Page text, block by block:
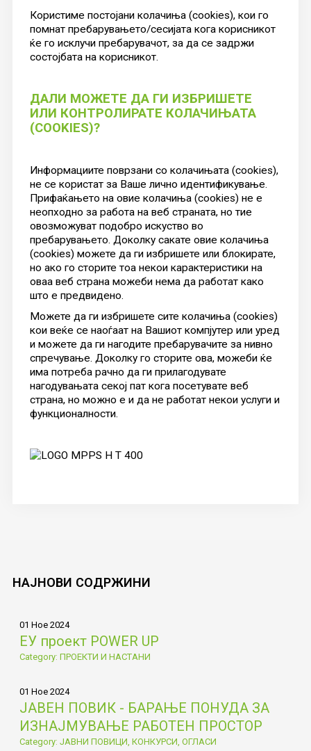
Користиме постојани колачиња (cookies), кои го
помнат пребарувањето/сесијата кога корисникот
ќе го исклучи пребарувачот, за да се задржи
состојбата на корисникот.
ДАЛИ МОЖЕТЕ ДА ГИ ИЗБРИШЕТЕ
ИЛИ КОНТРОЛИРАТЕ КОЛАЧИЊАТА
(COOKIES)?
Информациите поврзани со колачињата (cookies),
не се користат за Ваше лично идентификување.
Прифаќањето на овие колачиња (cookies) не е
неопходно за работа на веб страната, но тие
овозможуват подобро искуство во
пребарувањето. Доколку сакате овие колачиња
(cookies) можете да ги избришете или блокирате,
но ако го сторите тоа некои карактеристики на
оваа веб страна можеби нема да работат како
што е предвидено.
Можете да ги избришете сите колачиња (cookies)
кои веќе се наоѓаат на Вашиот компјутер или уред
и можете да ги нагодите пребарувачите за нивно
спречување. Доколку го сторите ова, можеби ќе
има потреба рачно да ги прилагодувате
нагодувањата секој пат кога посетувате веб
страна, но можно е и да не работат некои услуги и
функционалности.
НАЈНОВИ СОДРЖИНИ
01 Ное 2024
ЕУ проект POWER UP
Category: ПРОЕКТИ И НАСТАНИ
01 Ное 2024
ЈАВЕН ПОВИК - БАРАЊЕ ПОНУДА ЗА
ИЗНАЈМУВАЊЕ РАБОТЕН ПРОСТОР
Category: ЈАВНИ ПОВИЦИ, КОНКУРСИ, ОГЛАСИ